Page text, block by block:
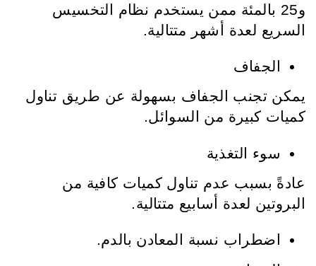
و25 بالمئة ممن يستخدم نظام التخسيس
السريع لعدة أشهر متتالية.
الجفاف
يمكن تجنب الجفاف بسهولة عن طريق تناول
كميات كبيرة من السوائل.
سوء التغذية
عادةً بسبب عدم تناول كميات كافية من
البروتين لعدة أسابيع متتالية.
اضطراب نسبة المعادن بالدم.